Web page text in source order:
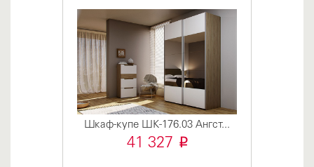
Шкаф-купе ШК-176.03 Ангст...
41 327 i